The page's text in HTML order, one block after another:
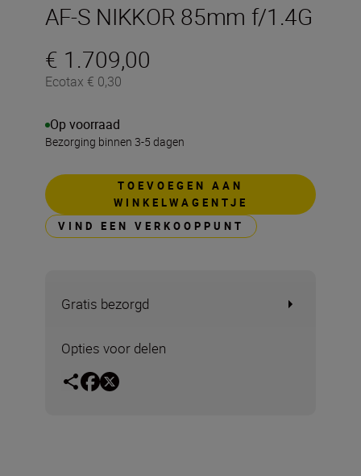
AF-S NIKKOR 85mm f/1.4G
€ 1.709,00
Ecotax € 0,30
Op voorraad
Bezorging binnen 3-5 dagen
TOEVOEGEN AAN
WINKELWAGENTJE
VIND EEN VERKOOPPUNT
Gratis bezorgd
Opties voor delen